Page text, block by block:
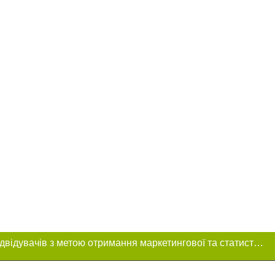
Цей сайт використовує «cookies». Також веб-сайт використовує інтернет-сервіс для збору технічних даних стосовно відвідувачів з метою отримання маркетингової та статистичної інформації. Умови обробки даних відвідувачів сайту див.